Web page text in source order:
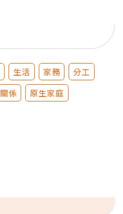
生活 家務
分工
關係
原生家庭